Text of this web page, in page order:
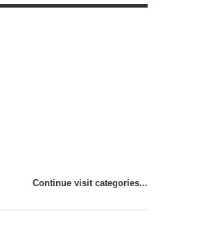
Continue visit categories...